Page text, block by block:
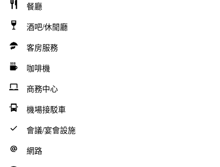
餐廳
酒吧/休閒廳
客房服務
咖啡機
商務中心
機場接駁車
會議/宴會設施
網路